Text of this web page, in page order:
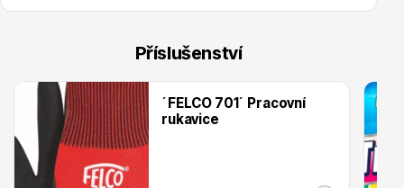
Okrasné keře
Příslušenství
´FELCO 701´ Pracovní
rukavice